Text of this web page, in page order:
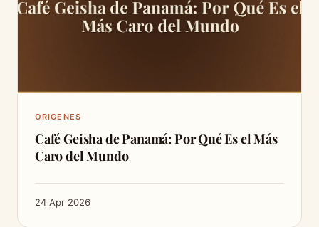
ORIGENES
Café Geisha de Panamá: Por Qué Es el Más
Caro del Mundo
24 Apr 2026